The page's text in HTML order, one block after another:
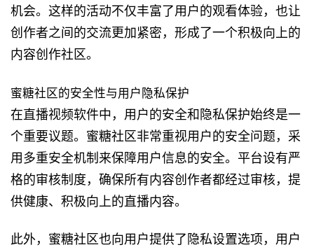
机会。这样的活动不仅丰富了用户的观看体验，也让
创作者之间的交流更加紧密，形成了一个积极向上的
内容创作社区。
蜜糖社区的安全性与用户隐私保护
在直播视频软件中，用户的安全和隐私保护始终是一
个重要议题。蜜糖社区非常重视用户的安全问题，采
用多重安全机制来保障用户信息的安全。平台设有严
格的审核制度，确保所有内容创作者都经过审核，提
供健康、积极向上的直播内容。
此外，蜜糖社区也向用户提供了隐私设置选项，用户